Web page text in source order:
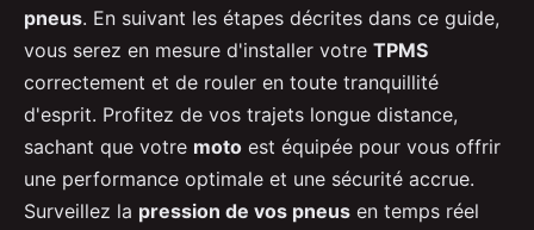
pneus. En suivant les étapes décrites dans ce guide,
vous serez en mesure d'installer votre TPMS
correctement et de rouler en toute tranquillité
d'esprit. Profitez de vos trajets longue distance,
sachant que votre moto est équipée pour vous offrir
une performance optimale et une sécurité accrue.
Surveillez la pression de vos pneus en temps réel